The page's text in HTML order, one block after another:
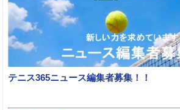
テニス365ニュース編集者募集！！